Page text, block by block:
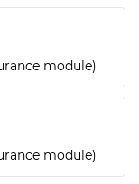
module)
module)